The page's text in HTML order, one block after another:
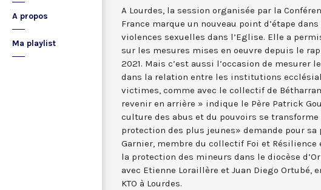
A propos
Ma playlist
A Lourdes, la session organisée par la
France marque un nouveau point d’étape
violences sexuelles dans l’Eglise. Elle a
sur les mesures mises en oeuvre depuis le
2021. Mais c’est aussi l’occasion de mesurer
dans la relation entre les institutions
victimes, comme avec le collectif de
revenir en arrière » indique le Père Patrick
culture des abus et du pouvoirs se
protection des plus jeunes» demande pour sa
Garnier, membre du collectif Foi et Résilience
la protection des mineurs dans le diocèse
avec Etienne Loraillère et Juan Diego Ortubé,
KTO à Lourdes.